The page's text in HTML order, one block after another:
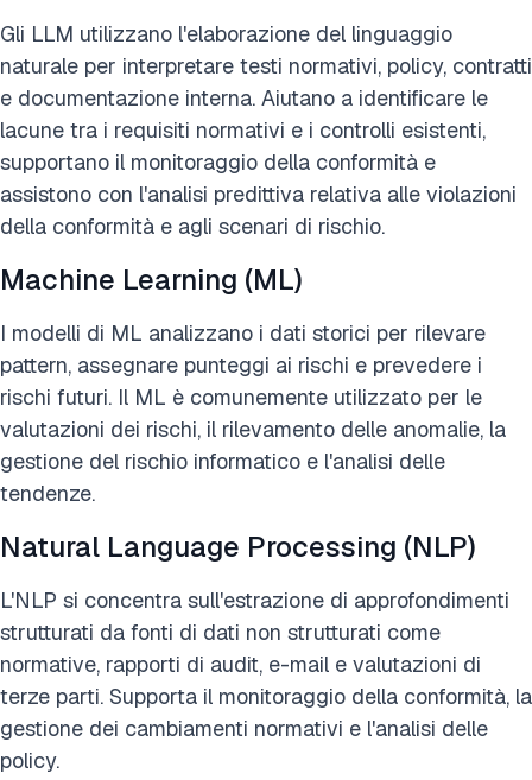
Gli LLM utilizzano l'elaborazione del linguaggio
naturale per interpretare testi normativi, policy, contratti
e documentazione interna. Aiutano a identificare le
lacune tra i requisiti normativi e i controlli esistenti,
supportano il monitoraggio della conformità e
assistono con l'analisi predittiva relativa alle violazioni
della conformità e agli scenari di rischio.
Machine Learning (ML)
I modelli di ML analizzano i dati storici per rilevare
pattern, assegnare punteggi ai rischi e prevedere i
rischi futuri. Il ML è comunemente utilizzato per le
valutazioni dei rischi, il rilevamento delle anomalie, la
gestione del rischio informatico e l'analisi delle
tendenze.
Natural Language Processing (NLP)
L'NLP si concentra sull'estrazione di approfondimenti
strutturati da fonti di dati non strutturati come
normative, rapporti di audit, e-mail e valutazioni di
terze parti. Supporta il monitoraggio della conformità, la
gestione dei cambiamenti normativi e l'analisi delle
policy.